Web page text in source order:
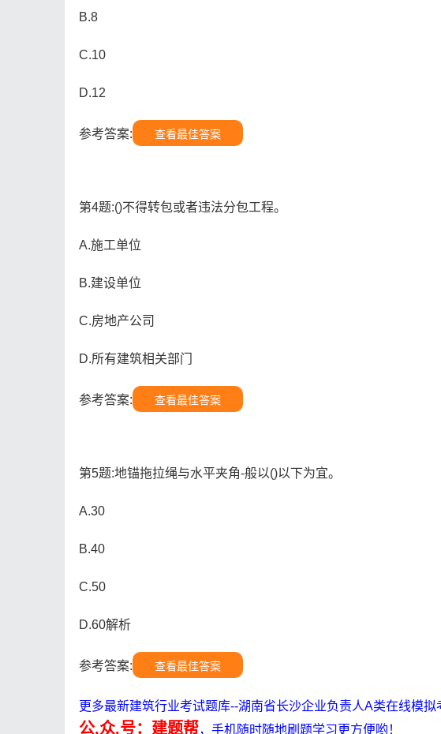
B.8
C.10
D.12
参考答案: 查看最佳答案
第4题:()不得转包或者违法分包工程。
A.施工单位
B.建设单位
C.房地产公司
D.所有建筑相关部门
参考答案: 查看最佳答案
第5题:地锚拖拉绳与水平夹角-般以()以下为宜。
A.30
B.40
C.50
D.60解析
参考答案: 查看最佳答案
更多最新建筑行业考试题库--湖南省长沙企业负责人A类在线模
公.众.号：建题帮，手机随时随地刷题学习更方便哟！